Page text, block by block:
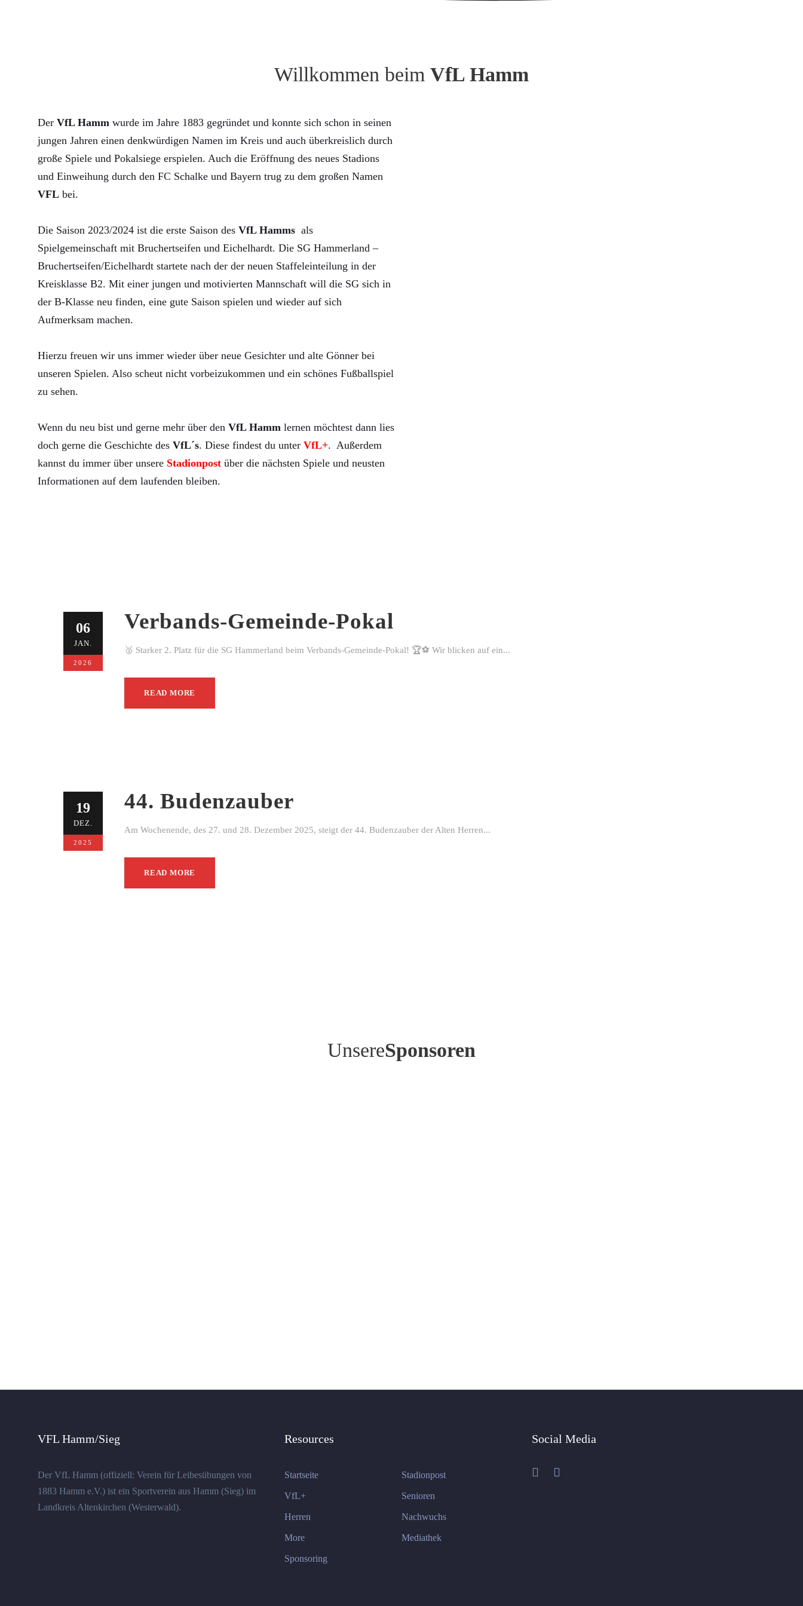
Willkommen beim VfL Hamm
Der VfL Hamm wurde im Jahre 1883 gegründet und konnte sich schon in seinen
jungen Jahren einen denkwürdigen Namen im Kreis und auch überkreislich durch
große Spiele und Pokalsiege erspielen. Auch die Eröffnung des neues Stadions
und Einweihung durch den FC Schalke und Bayern trug zu dem großen Namen
VFL bei.
Die Saison 2023/2024 ist die erste Saison des VfL Hamms als
Spielgemeinschaft mit Bruchertseifen und Eichelhardt. Die SG Hammerland –
Bruchertseifen/Eichelhardt startete nach der der neuen Staffeleinteilung in der
Kreisklasse B2. Mit einer jungen und motivierten Mannschaft will die SG sich in
der B-Klasse neu finden, eine gute Saison spielen und wieder auf sich
Aufmerksam machen.
Hierzu freuen wir uns immer wieder über neue Gesichter und alte Gönner bei
unseren Spielen. Also scheut nicht vorbeizukommen und ein schönes Fußballspiel
zu sehen.
Wenn du neu bist und gerne mehr über den VfL Hamm lernen möchtest dann lies
doch gerne die Geschichte des VfL´s. Diese findest du unter VfL+. Außerdem
kannst du immer über unsere Stadionpost über die nächsten Spiele und neusten
Informationen auf dem laufenden bleiben.
06
JAN.
2026
Verbands-Gemeinde-Pokal
🥈 Starker 2. Platz für die SG Hammerland beim Verbands-Gemeinde-Pokal! 🏆⚽ Wir blicken auf ein...
READ MORE
19
DEZ.
2025
44. Budenzauber
Am Wochenende, des 27. und 28. Dezember 2025, steigt der 44. Budenzauber der Alten Herren...
READ MORE
UnsereSponsoren
VFL Hamm/Sieg
Der VfL Hamm (offiziell: Verein für Leibesübungen von
1883 Hamm e.V.) ist ein Sportverein aus Hamm (Sieg) im
Landkreis Altenkirchen (Westerwald).
Resources
Startseite Stadionpost
VfL+ Senioren
Herren Nachwuchs
More Mediathek
Sponsoring
Social Media